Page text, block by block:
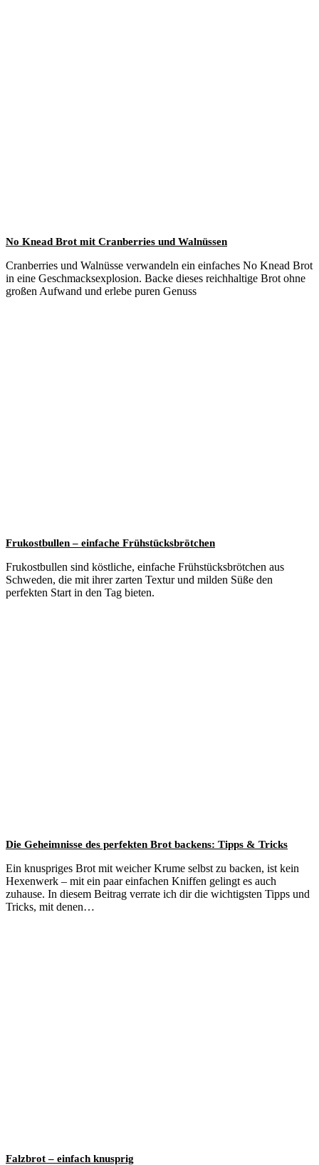
No Knead Brot mit Cranberries und Walnüssen
Cranberries und Walnüsse verwandeln ein einfaches No Knead Brot
in eine Geschmacksexplosion. Backe dieses reichhaltige Brot ohne
großen Aufwand und erlebe puren Genuss
Frukostbullen – einfache Frühstücksbrötchen
Frukostbullen sind köstliche, einfache Frühstücksbrötchen aus
Schweden, die mit ihrer zarten Textur und milden Süße den
perfekten Start in den Tag bieten.
Die Geheimnisse des perfekten Brot backens: Tipps & Tricks
Ein knuspriges Brot mit weicher Krume selbst zu backen, ist kein
Hexenwerk – mit ein paar einfachen Kniffen gelingt es auch
zuhause. In diesem Beitrag verrate ich dir die wichtigsten Tipps und
Tricks, mit denen…
Falzbrot – einfach knusprig